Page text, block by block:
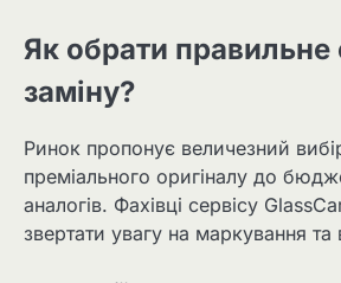
Як обрати правильне
заміну?
Ринок пропонує величезний
преміального оригіналу до
аналогів. Фахівці сервісу
звертати увагу на маркування